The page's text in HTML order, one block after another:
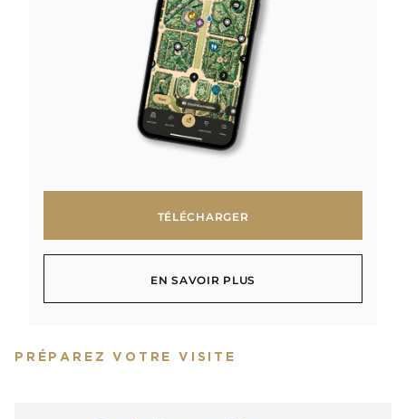
PRÉPAREZ VOTRE VISITE
TÉLÉCHARGER
EN SAVOIR PLUS